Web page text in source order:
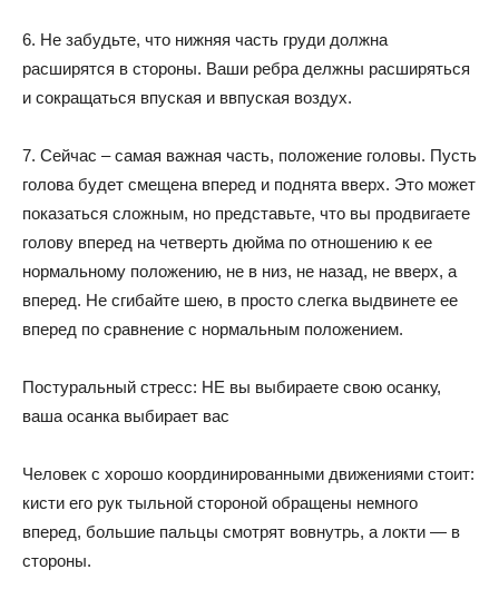
6. Не забудьте, что нижняя часть груди должна
расширятся в стороны. Ваши ребра делжны расширяться
и сокращаться впуская и ввпуская воздух.
7. Сейчас – самая важная часть, положение головы. Пусть
голова будет смещена вперед и поднята вверх. Это может
показаться сложным, но представьте, что вы продвигаете
голову вперед на четверть дюйма по отношению к ее
нормальному положению, не в низ, не назад, не вверх, а
вперед. Не сгибайте шею, в просто слегка выдвинете ее
вперед пo сравнение с нормальным положением.
Постуральный стресс: НЕ вы выбираете свою осанку,
ваша осанка выбирает вас
Человек с хорошо координированными движениями стоит:
кисти его рук тыльной стороной обращены немного
вперед, большие пальцы смотрят вовнутрь, а локти — в
стороны.